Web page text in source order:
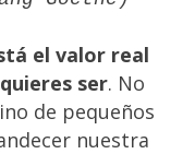
el valor real
ser. No
de pequeños
nuestra